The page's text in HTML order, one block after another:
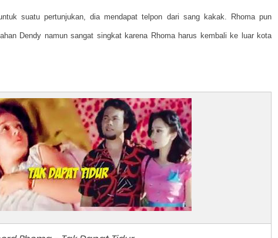
suatu pertunjukan, dia mendapat telpon dari sang kakak. Rhoma pun
Dendy namun sangat singkat karena Rhoma harus kembali ke luar kota